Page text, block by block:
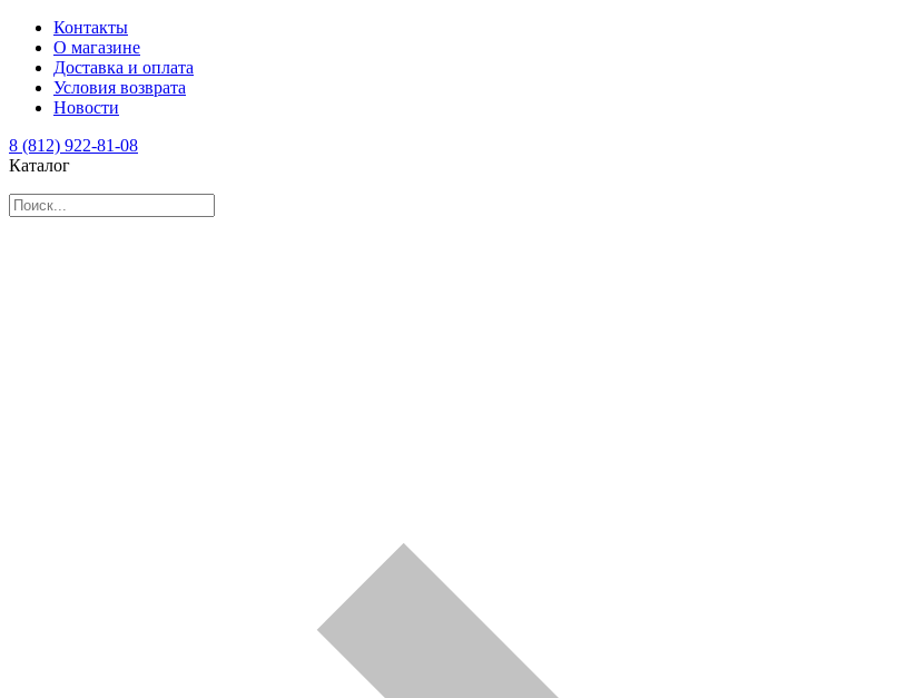
Контакты
О магазине
Доставка и оплата
Условия возврата
Новости
8 (812) 922-81-08
Каталог